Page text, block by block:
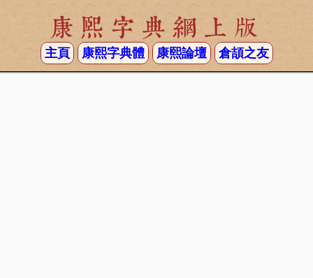
康熙字典網上版
主頁 康熙字典體 康熙論壇 倉頡之友